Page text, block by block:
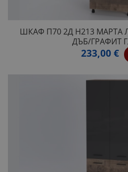
ШКАФ П70 2Д H213 МАРТА
ДЪБ/ГРАФИТ
233,00 €